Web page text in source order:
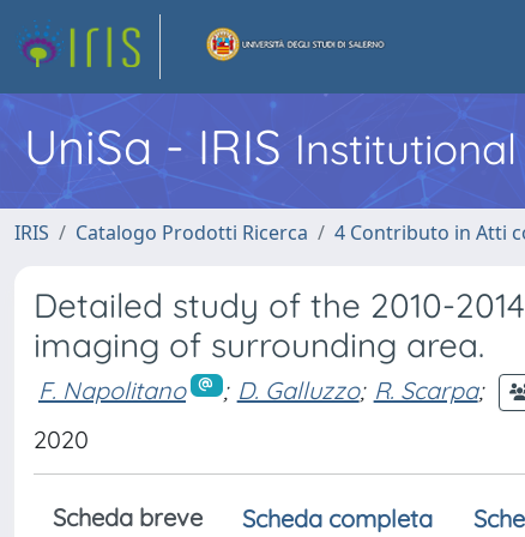
UniSa - IRIS
IRIS Catalogo Prodotti Ricerca 4 Contributo in Atti
Detailed study of the 2010-
imaging of surrounding area.
F. Napolitano ; D. Galluzzo; R. Scarpa;
2020
Scheda breve Scheda completa